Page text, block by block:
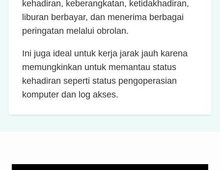
kehadiran, keberangkatan, ketidakhadiran,
liburan berbayar, dan menerima berbagai
peringatan melalui obrolan.
Ini juga ideal untuk kerja jarak jauh karena
memungkinkan untuk memantau status
kehadiran seperti status pengoperasian
komputer dan log akses.